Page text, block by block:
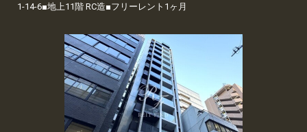
1-14-6■地上11階 RC造■フリーレント1ヶ月